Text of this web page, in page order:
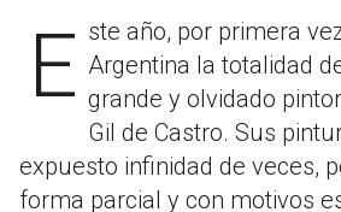
Este año, por primera vez, se exhibió en la Argentina la totalidad
grande y olvidado
Gil de Castro. Sus
expuesto infinidad de veces,
forma parcial y con motivos